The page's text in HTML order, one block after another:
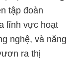
tập đoàn
lĩnh vực hoạt
nghệ, và năng
ra thị